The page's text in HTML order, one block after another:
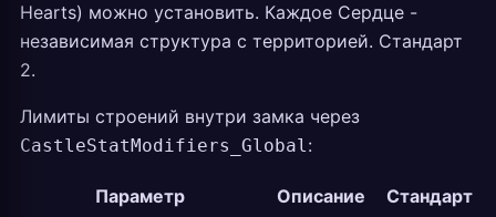
Hearts) можно установить. Каждое Сердце -
независимая структура с территорией. Стандарт
2.
Лимиты строений внутри замка через
CastleStatModifiers_Global:
Параметр Описание Стандарт